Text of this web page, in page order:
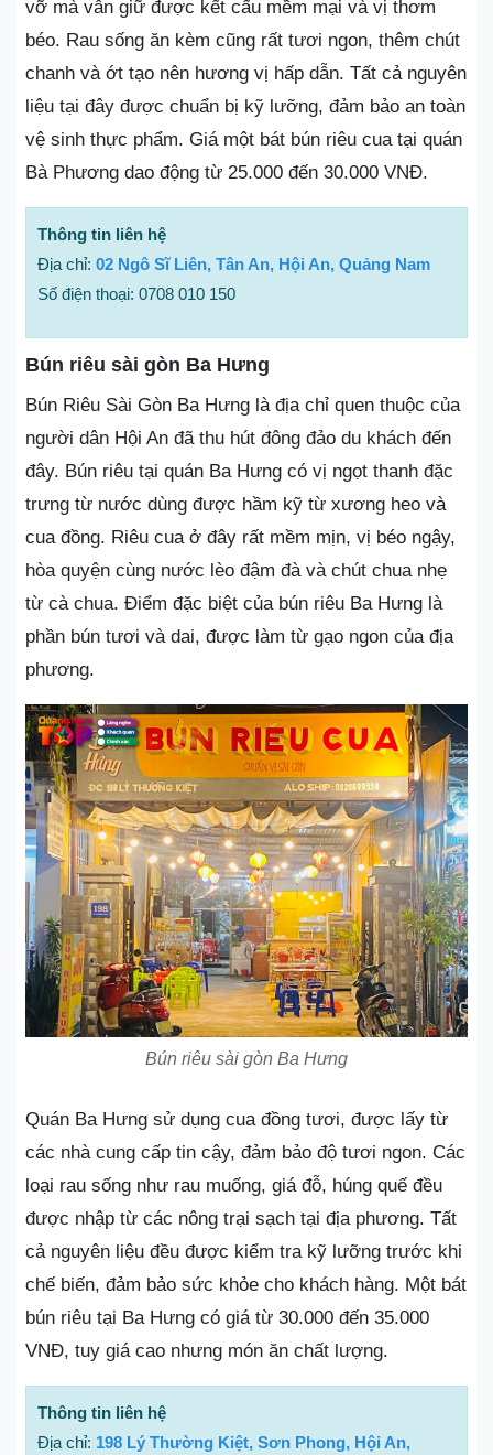
vỡ mà vẫn giữ được kết cấu mềm mại và vị thơm
béo. Rau sống ăn kèm cũng rất tươi ngon, thêm chút
chanh và ớt tạo nên hương vị hấp dẫn. Tất cả nguyên
liệu tại đây được chuẩn bị kỹ lưỡng, đảm bảo an toàn
vệ sinh thực phẩm. Giá một bát bún riêu cua tại quán
Bà Phương dao động từ 25.000 đến 30.000 VNĐ.
Thông tin liên hệ
Địa chỉ: 02 Ngô Sĩ Liên, Tân An, Hội An, Quảng Nam
Số điện thoại: 0708 010 150
Bún riêu sài gòn Ba Hưng
Bún Riêu Sài Gòn Ba Hưng là địa chỉ quen thuộc của
người dân Hội An đã thu hút đông đảo du khách đến
đây. Bún riêu tại quán Ba Hưng có vị ngọt thanh đặc
trưng từ nước dùng được hầm kỹ từ xương heo và
cua đồng. Riêu cua ở đây rất mềm mịn, vị béo ngậy,
hòa quyện cùng nước lèo đậm đà và chút chua nhẹ
từ cà chua. Điểm đặc biệt của bún riêu Ba Hưng là
phần bún tươi và dai, được làm từ gạo ngon của địa
phương.
Bún riêu sài gòn Ba Hưng
Quán Ba Hưng sử dụng cua đồng tươi, được lấy từ
các nhà cung cấp tin cậy, đảm bảo độ tươi ngon. Các
loại rau sống như rau muống, giá đỗ, húng quế đều
được nhập từ các nông trại sạch tại địa phương. Tất
cả nguyên liệu đều được kiểm tra kỹ lưỡng trước khi
chế biến, đảm bảo sức khỏe cho khách hàng. Một bát
bún riêu tại Ba Hưng có giá từ 30.000 đến 35.000
VNĐ, tuy giá cao nhưng món ăn chất lượng.
Thông tin liên hệ
Địa chỉ: 198 Lý Thường Kiệt, Sơn Phong, Hội An,